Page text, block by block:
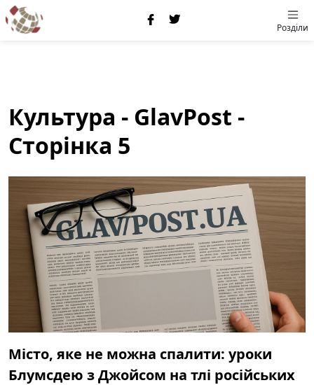
Розділи
Культура - GlavPost -
Сторінка 5
Місто, яке не можна спалити: уроки
Блумсдею з Джойсом на тлі російських